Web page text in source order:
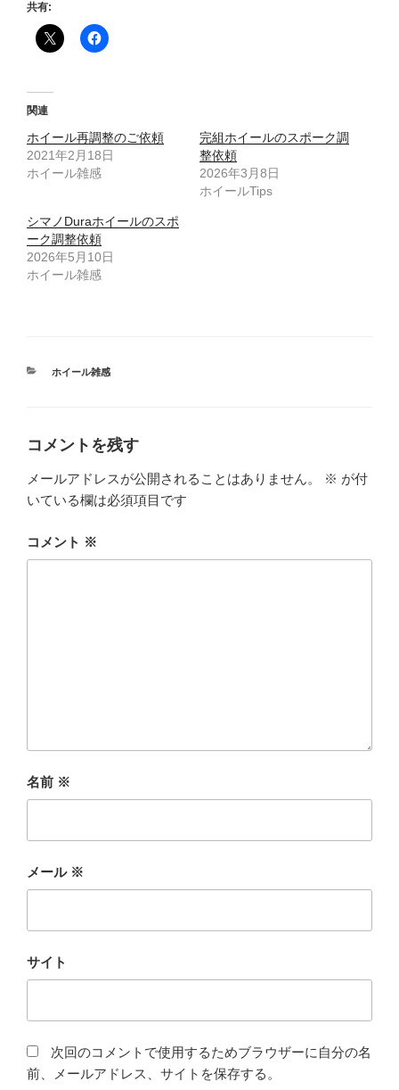
共有:
関連
ホイール再調整のご依頼
2021年2月18日
ホイール雑感
完組ホイールのスポーク調
整依頼
2026年3月8日
ホイールTips
シマノDuraホイールのスポ
ーク調整依頼
2026年5月10日
ホイール雑感
カ
ホイール雑感
コメントを残す
メールアドレスが公開されることはありません。 ※ が付
いている欄は必須項目です
コメント ※
名前 ※
メール ※
サイト
次回のコメントで使用するためブラウザーに自分の名
前、メールアドレス、サイトを保存する。